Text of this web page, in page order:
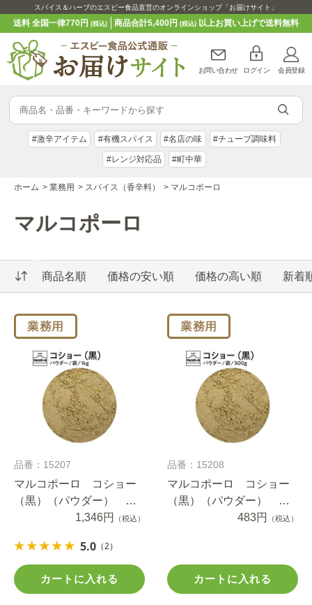
スパイス＆ハーブのエスビー食品直営のオンラインショップ「お届けサイト」
送料 全国一律770円(税込) 商品合計5,400円 (税込)以上お買い上げで送料無料
お問い合わせ ログイン 会員登録
#激辛アイテム #有機スパイス #名店の味 #チューブ調味料
#レンジ対応品 #町中華
ホーム > 業務用 > スパイス（香辛料） > マルコポーロ
マルコポーロ
商品名順 価格の安い順 価格の高い順 新着
品番：15207
マルコポーロ コショー
（黒）（パウダー） １
1,346円 （税込）
5.0 （2）
カートに入れる
品番：15208
マルコポーロ コショー
（黒）（パウダー） ３
483円 （税込）
カートに入れる